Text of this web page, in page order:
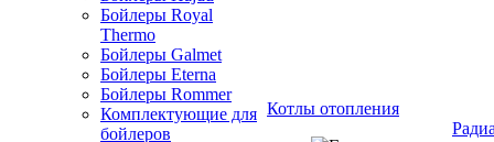
Бойлеры Royal
Thermo
Бойлеры Galmet
Бойлеры Eterna
Бойлеры Rommer
Комплектующие для
бойлеров
Котлы отопления